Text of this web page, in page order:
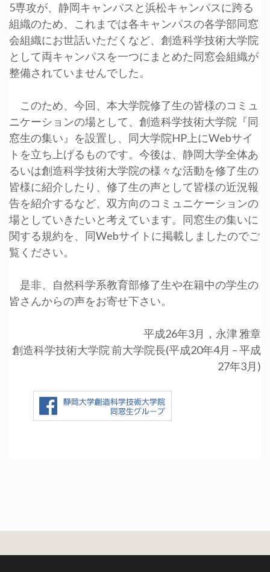
5専攻が、静岡キャンパスと浜松キャンパスに跨る
組織のため、これまでは各キャンパスの各学部同窓
会組織にお世話いただくなど、創造科学技術大学院
として両キャンパスを一つにまとめた同窓会組織が
整備されていませんでした。
このため、今回、本大学院修了生の皆様のコミュ
ニケーションの場として、創造科学技術大学院『同
窓生の集い』を設置し、同大学院HP上にWebサイ
トを立ち上げるものです。今後は、静岡大学全体あ
るいは創造科学技術大学院の様々な活動を修了生の
皆様に紹介したり、修了生の声として皆様の近況報
告を紹介するなど、双方向のコミュニケーションの
場としていきたいと考えています。同窓生の集いに
関する規約を、同Webサイトに掲載しましたのでご
覧ください。
是非、自然科学系教育部修了生や在籍中の学生の
皆さんからの声をお寄せ下さい。
平成26年3月，永津 雅章
創造科学技術大学院 前大学院長(平成20年4月 – 平成
27年3月)